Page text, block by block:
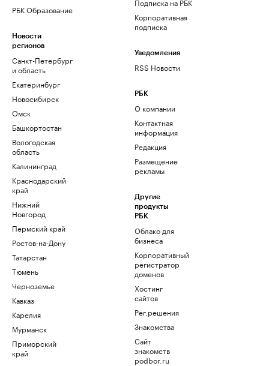
РБК Образование
Новости
регионов
Санкт-Петербург
и область
Екатеринбург
Новосибирск
Омск
Башкортостан
Вологодская
область
Калининград
Краснодарский
край
Нижний
Новгород
Пермский край
Ростов-на-Дону
Татарстан
Тюмень
Черноземье
Кавказ
Карелия
Мурманск
Приморский
край
Корпоративная
подписка
Уведомления
RSS Новости
РБК
О компании
Контактная
информация
Редакция
Размещение
рекламы
Другие
продукты
РБК
Облако для
бизнеса
Корпоративный
регистратор
доменов
Хостинг
сайтов
Рег.решения
Знакомства
Сайт
знакомств
podbor.ru